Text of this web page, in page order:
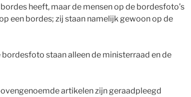
heeft, maar de mensen op de bordesfoto’s
een bordes; zij staan namelijk gewoon op de
bordesfoto staan alleen de ministerraad en de
artikelen zijn geraadpleegd